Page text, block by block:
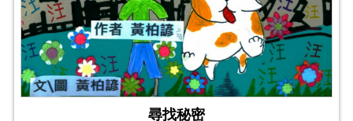
尋找秘密